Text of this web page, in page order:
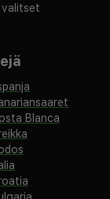
valitset
Blanca